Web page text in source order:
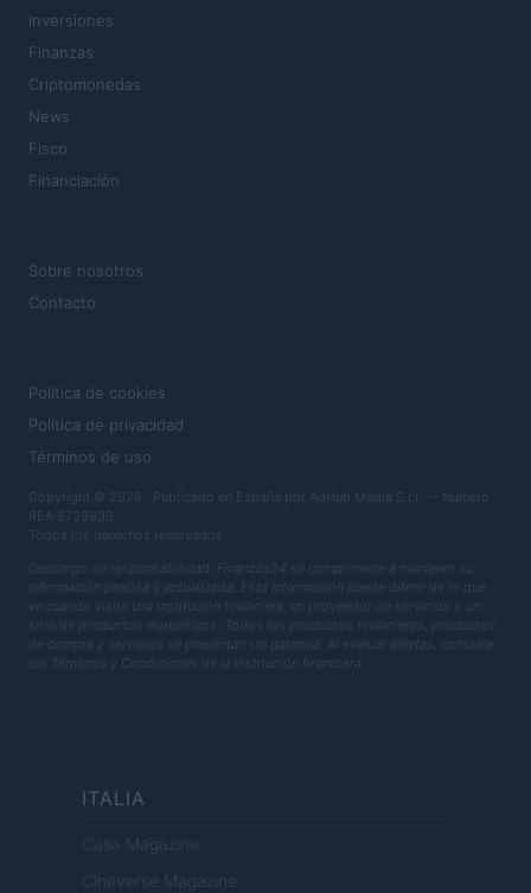
Inversiones
Finanzas
Criptomonedas
News
Fisco
Financiación
Sobre nosotros
Contacto
Política de cookies
Política de privacidad
Términos de uso
Copyright © 2026 · Publicado en España por AdHub Media S.r.l. — Número
REA 2729933
Todos los derechos reservados
Descargo de responsabilidad: Finanzas24 se compromete a mantener su
información precisa y actualizada. Esta información puede diferir de lo que
ve cuando visita una institución financiera, un proveedor de servicios o un
sitio de productos específicos. Todos los productos financieros, productos
de compra y servicios se presentan sin garantía. Al evaluar ofertas, consulte
los Términos y Condiciones de la institución financiera.
ITALIA
Casa Magazine
Cineverse Magazine